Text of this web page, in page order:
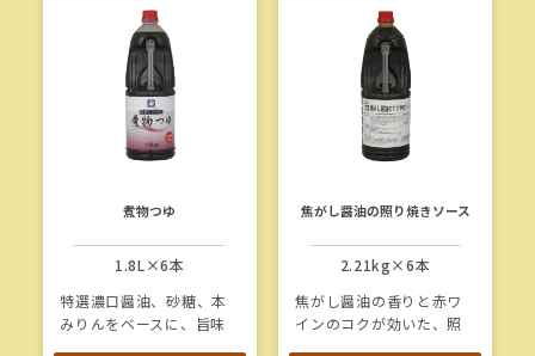
煮物つゆ
1.8L×6本
特選濃口醤油、砂糖、本
みりんをベースに、旨味
焦がし醤油の照り焼きソース
2.21kg×6本
焦がし醤油の香りと赤ワ
インのコクが効いた、照